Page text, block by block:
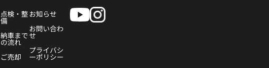
点検・整
備
納車まで
の流れ
ご売却
お知らせ
お問い合わ
せ
プライバシ
ーポリシー